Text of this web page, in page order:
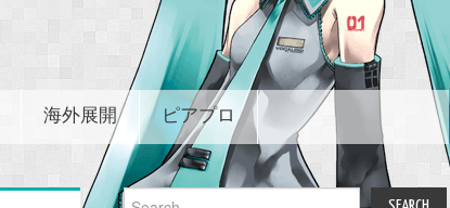
海外展開 ピアプロ
Search